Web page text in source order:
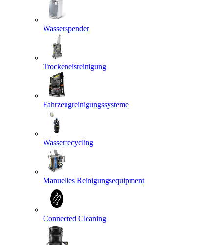
Wasserspender
Trockeneisreinigung
Fahrzeugreinigungssysteme
Wasserrecycling
Manuelles Reinigungsequipment
Connected Cleaning